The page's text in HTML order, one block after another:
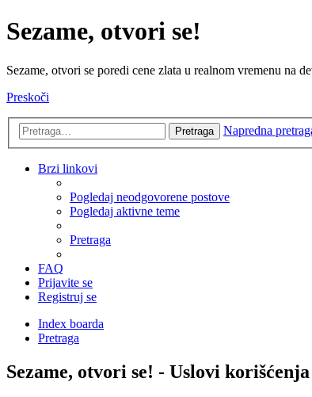
Sezame, otvori se!
Sezame, otvori se poredi cene zlata u realnom vremenu na
Preskoči
Pretraga Napredna
Brzi linkovi
Pogledaj neodgovorene postove
Pogledaj aktivne teme
Pretraga
FAQ
Prijavite se
Registruj se
Index boarda
Pretraga
Sezame, otvori se! - Uslovi korišćenja